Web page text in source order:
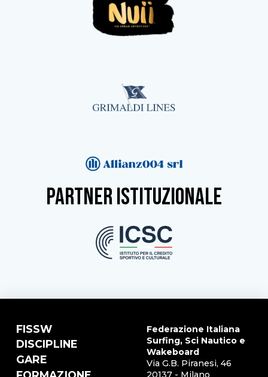
partner istituzionale
FISSW
DISCIPLINE
GARE
Federazione Italiana
Surfing, Sci Nautico e
Wakeboard
Via G.B. Piranesi, 46
20137 - Milano